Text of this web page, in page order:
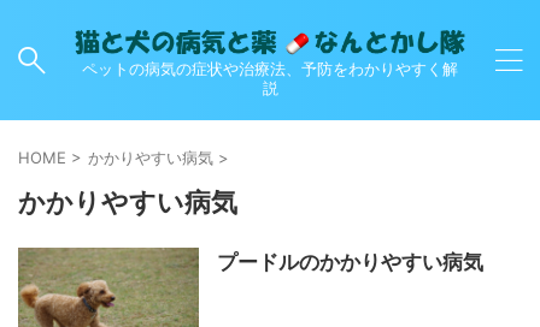
ペットの病気の症状や治療法、予防をわかりやすく解
説
HOME > かかりやすい病気 >
かかりやすい病気
プードルのかかりやすい病気